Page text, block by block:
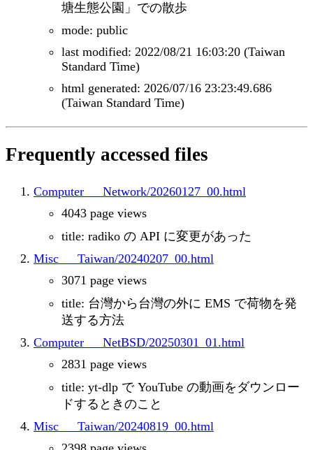
塘生態公園」での散歩
mode: public
last modified: 2022/08/21 16:03:20 (Taiwan
Standard Time)
html generated: 2026/07/16 23:23:49.686
(Taiwan Standard Time)
Frequently accessed files
Computer___Network/20260127_00.html
4043 page views
title: radiko の API に変更があった
Misc___Taiwan/20240207_00.html
3071 page views
title: 台灣から台灣の外に EMS で荷物を発
送する方法
Computer___NetBSD/20250301_01.html
2831 page views
title: yt-dlp で YouTube の動画をダウンロー
ドするときのこと
Misc___Taiwan/20240819_00.html